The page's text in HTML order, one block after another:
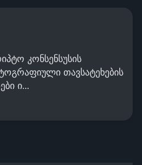
კონსენსუსის
თავსატეხების
ი...